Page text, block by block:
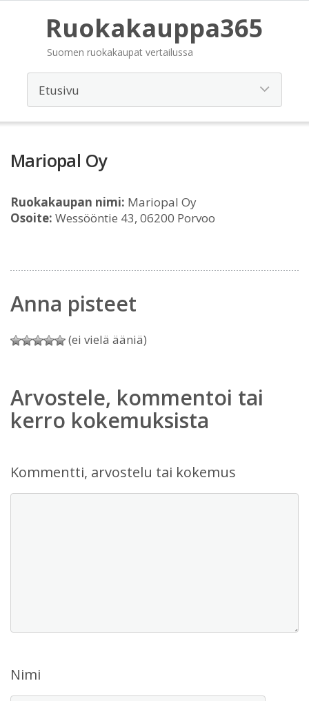
Ruokakauppa365
Suomen ruokakaupat vertailussa
Mariopal Oy
Ruokakaupan nimi: Mariopal Oy
Osoite: Wessööntie 43, 06200 Porvoo
Anna pisteet
(ei vielä ääniä)
Arvostele, kommentoi tai
kerro kokemuksista
Kommentti, arvostelu tai kokemus
Nimi